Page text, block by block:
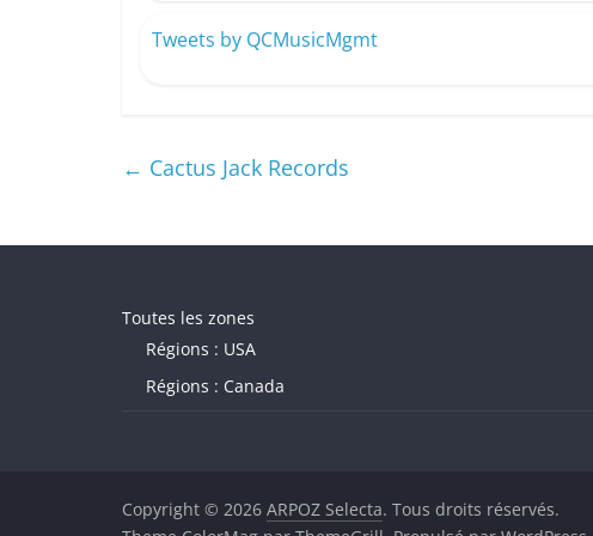
Tweets by QCMusicMgmt
← Cactus Jack Records
Toutes les zones
Régions : USA
Régions : Canada
Copyright © 2026 ARPOZ Selecta. Tous droits réservés.